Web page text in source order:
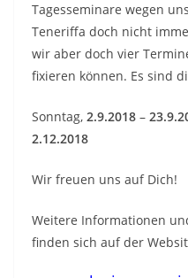
Tagesseminare wegen
Teneriffa doch nicht
wir aber doch vier
fixieren können. Es sind
Sonntag, 2.9.2018 –
2.12.2018
Wir freuen uns auf Dich!
Weitere Informationen
finden sich auf der